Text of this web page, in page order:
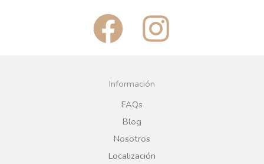
F
a
c
e
b
I
n
Información
FAQs
Blog
Nosotros
Localización